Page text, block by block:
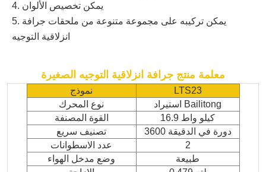
4. يمكن تخصيص الألوان
5. يمكن تركيبه على مجموعة متنوعة من ملحقات جرافة
انزلاقية التوجيه
معلمة منتج جرافة انزلاقية التوجيه الصغيرة
نموذج
LTS23
نوع المحرك
استيراد Bailitong
القوة المصنفة
16.9 كيلو واط
تصنيف سريع
3600 دورة في الدقيقة
عدد الاسطوانات
2
وضع مدخل الهواء
طبيعة